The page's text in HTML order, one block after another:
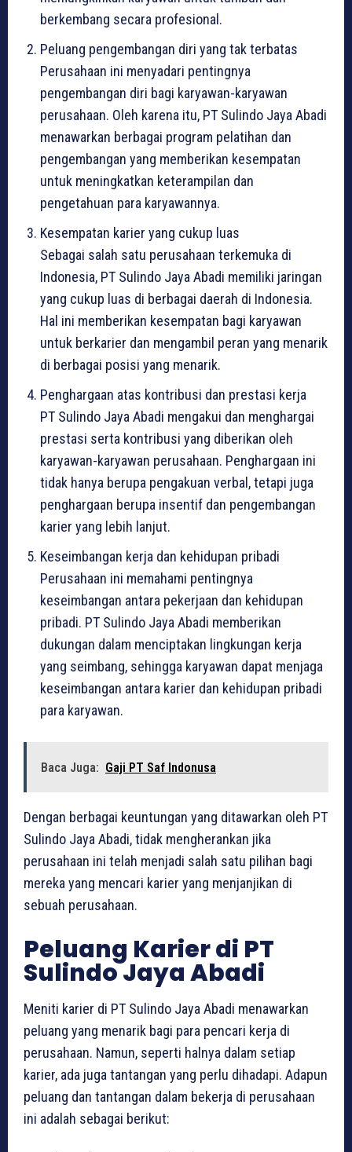
berkembang secara profesional.
Peluang pengembangan diri yang tak terbatas
Perusahaan ini menyadari pentingnya
pengembangan diri bagi karyawan-karyawan
perusahaan. Oleh karena itu, PT Sulindo Jaya Abadi
menawarkan berbagai program pelatihan dan
pengembangan yang memberikan kesempatan
untuk meningkatkan keterampilan dan
pengetahuan para karyawannya.
Kesempatan karier yang cukup luas
Sebagai salah satu perusahaan terkemuka di
Indonesia, PT Sulindo Jaya Abadi memiliki jaringan
yang cukup luas di berbagai daerah di Indonesia.
Hal ini memberikan kesempatan bagi karyawan
untuk berkarier dan mengambil peran yang menarik
di berbagai posisi yang menarik.
Penghargaan atas kontribusi dan prestasi kerja
PT Sulindo Jaya Abadi mengakui dan menghargai
prestasi serta kontribusi yang diberikan oleh
karyawan-karyawan perusahaan. Penghargaan ini
tidak hanya berupa pengakuan verbal, tetapi juga
penghargaan berupa insentif dan pengembangan
karier yang lebih lanjut.
Keseimbangan kerja dan kehidupan pribadi
Perusahaan ini memahami pentingnya
keseimbangan antara pekerjaan dan kehidupan
pribadi. PT Sulindo Jaya Abadi memberikan
dukungan dalam menciptakan lingkungan kerja
yang seimbang, sehingga karyawan dapat menjaga
keseimbangan antara karier dan kehidupan pribadi
para karyawan.
Baca Juga: Gaji PT Saf Indonusa
Dengan berbagai keuntungan yang ditawarkan oleh PT
Sulindo Jaya Abadi, tidak mengherankan jika
perusahaan ini telah menjadi salah satu pilihan bagi
mereka yang mencari karier yang menjanjikan di
sebuah perusahaan.
Peluang Karier di PT
Sulindo Jaya Abadi
Meniti karier di PT Sulindo Jaya Abadi menawarkan
peluang yang menarik bagi para pencari kerja di
perusahaan. Namun, seperti halnya dalam setiap
karier, ada juga tantangan yang perlu dihadapi. Adapun
peluang dan tantangan dalam bekerja di perusahaan
ini adalah sebagai berikut: